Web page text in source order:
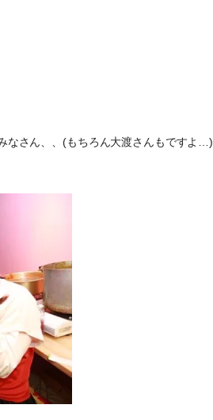
なさん、、(もちろん大渡さんもですよ…)